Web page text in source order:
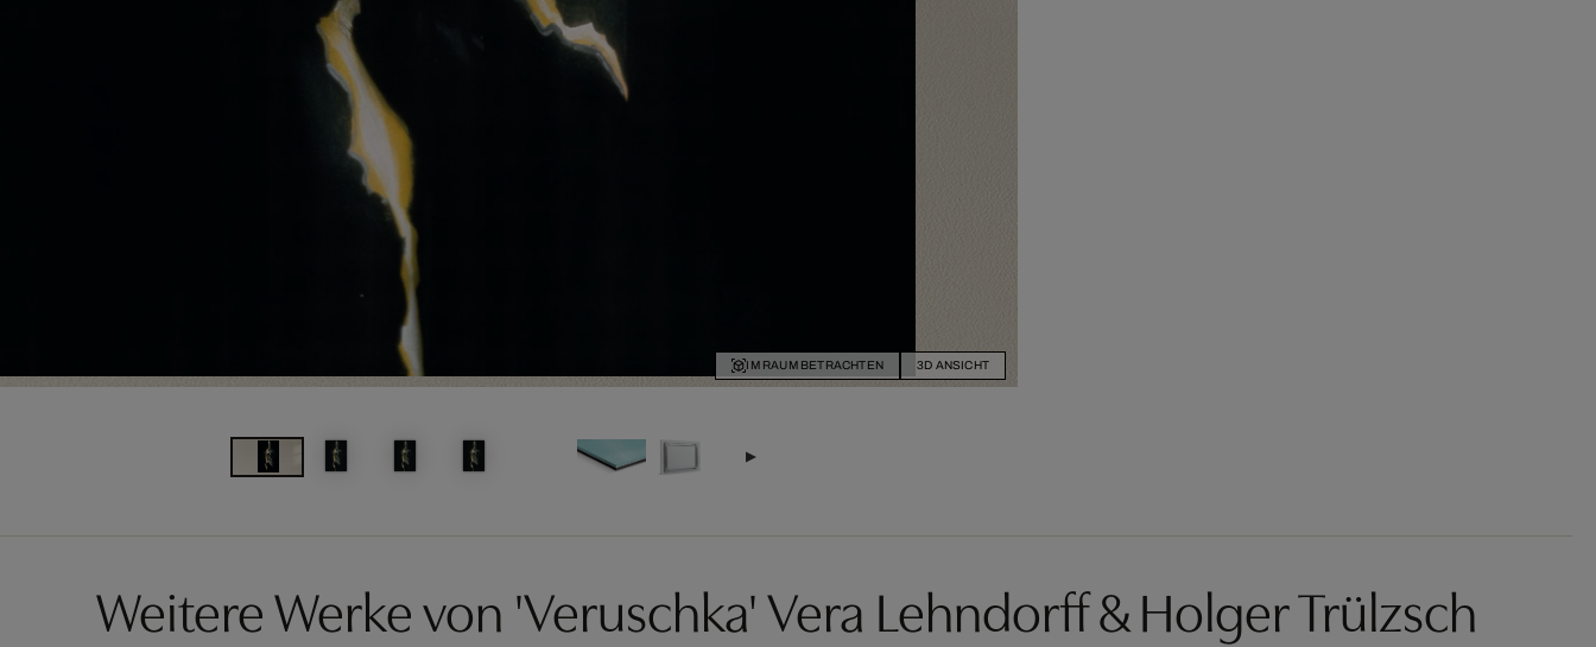
IM RAUM BETRACHTEN 3D ANSICHT
Weitere Werke von 'Veruschka' Vera Lehndorff & Holger Trülzsch